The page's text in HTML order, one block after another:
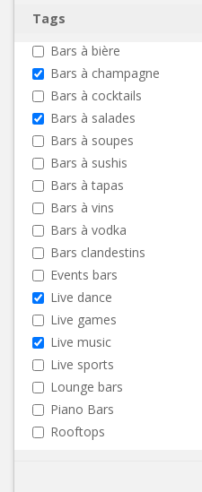
Tags
Bars à bière
Bars à champagne
Bars à cocktails
Bars à salades
Bars à soupes
Bars à sushis
Bars à tapas
Bars à vins
Bars à vodka
Bars clandestins
Events bars
Live dance
Live games
Live music
Live sports
Lounge bars
Piano Bars
Rooftops